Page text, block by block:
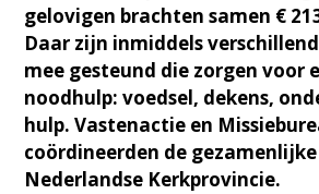
gelovigen brachten samen €
Daar zijn inmiddels
mee gesteund die zorgen voor
noodhulp: voedsel, dekens,
hulp. Vastenactie en
coördineerden de
Nederlandse Kerkprovincie.